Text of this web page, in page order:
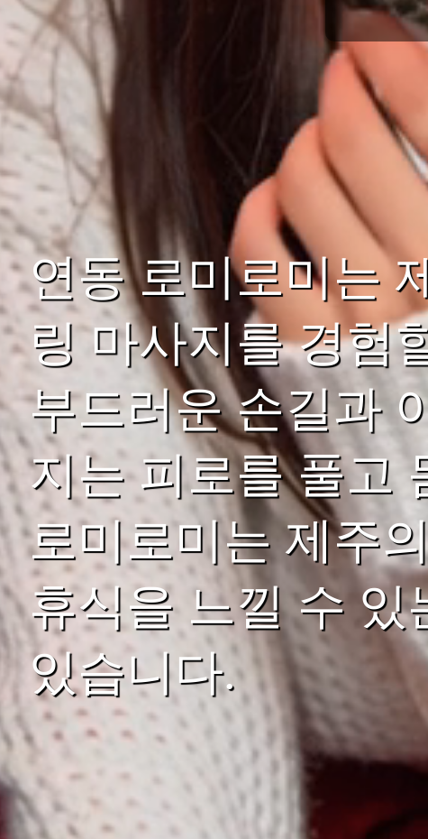
연동 로미로미는
링 마사지를 경험
부드러운 손길과
지는 피로를 풀고
로미로미는 제주
휴식을 느낄 수 있
있습니다.